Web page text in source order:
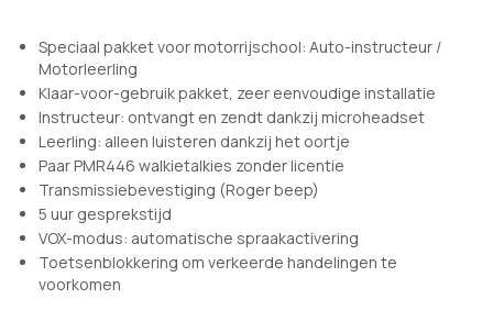
Speciaal pakket voor motorrijschool: Auto-instructeur /
Motorleerling
Klaar-voor-gebruik pakket, zeer eenvoudige installatie
Instructeur: ontvangt en zendt dankzij microheadset
Leerling: alleen luisteren dankzij het oortje
Paar PMR446 walkietalkies zonder licentie
Transmissiebevestiging (Roger beep)
5 uur gesprekstijd
VOX-modus: automatische spraakactivering
Toetsenblokkering om verkeerde handelingen te
voorkomen